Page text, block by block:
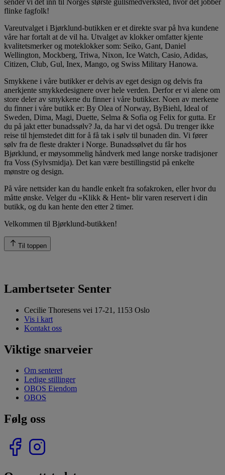
flinke fagfolk!
Vareutvalget i Bjørklund-butikken er et direkte svar på hva kundene
våre har fortalt at de vil ha. Utvalget av klokker omfatter kjente
kvalitetsmerker og moteklokker som: Seiko, Gant, Daniel
Wellington, Mockberg, Triwa, Nixon, Ice Watch, Casio, Adidas,
Citizen, Club, Gul, Inex, Mango, og Swiss Military Hanowa.
Smykkene i våre butikker er delvis av eget design og delvis fra
anerkjente smykkedesignere over hele verden. Derfor er vi alene om
store deler av smykkene du finner i våre butikker. Noen av merkene
du finner i våre butikk er: By Olea of Norway, ByBiehl, Ideal of
Sweden, Dima, Magi, Duette, Selma & Sofia og Felix for gutta. Er
du på jakt etter bunadssølv? Ja, da har vi det også. Du trenger ikke
reise til hjemstedet ditt for å få tak i sølv til bunaden din. Vi fører
sølv fra de fleste drakter i Norge. Bunadssølvet du får hos
Bjørklund, er møysommelig håndverk med lange norske tradisjoner
fra Voss (Sylvsmidja). Det kan være bestillingstid på enkelte
mønstre og design.
På våre nettsider kan du handle enkelt fra sofakroken, eller hvor du
måtte ønske. Velger du «Klikk & Hent» blir varen reservert i din
butikk, og du kan hente den etter 2 timer.
Velkommen til Bjørklund-butikken!
Til toppen
Lambertseter Senter
Cecilie Thoresens vei 17-21, 1153 Oslo
Vis i kart
Kontakt oss
Viktige snarveier
Om senteret
Ledige stillinger
OBOS Eiendom
OBOS
Følg oss